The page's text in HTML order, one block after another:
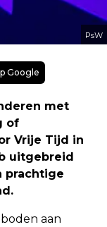
PsW
Google
met
of
Vrije Tijd in
uitgebreid
prachtige
aan